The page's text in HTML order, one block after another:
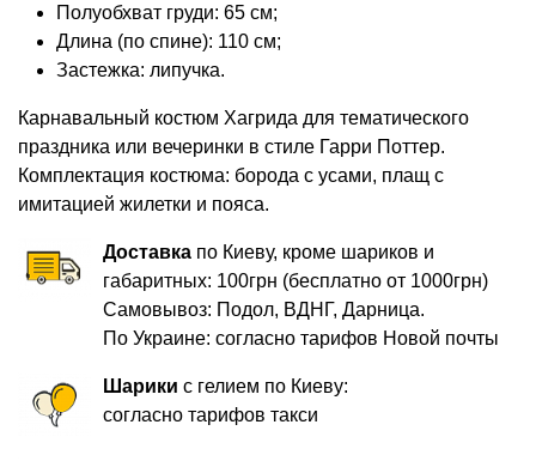
Полуобхват груди: 65 см;
Длина (по спине): 110 см;
Застежка: липучка.
Карнавальный костюм Хагрида для тематического
праздника или вечеринки в стиле Гарри Поттер.
Комплектация костюма: борода с усами, плащ с
имитацией жилетки и пояса.
Доставка по Киеву, кроме шариков и
габаритных: 100грн (бесплатно от 1000грн)
Самовывоз: Подол, ВДНГ, Дарница.
По Украине: согласно тарифов Новой почты
Шарики с гелием по Киеву:
согласно тарифов такси